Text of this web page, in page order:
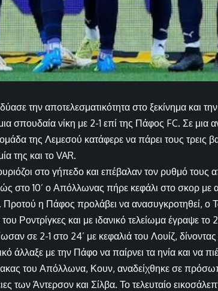
την αποτελεσματικότητα στο ξεκίνημα και
σπουδαία νίκη με 2-1 επί της Πάφος FC. Σε μια
της Λεμεσού κατάφερε να πάρει τους τρεις
της και το VAR.
στο γήπεδο και επέβαλαν τον ρυθμό
στο 10’ ο Απόλλωνας πήρε κεφάλι στο σκορ με
η Πάφος προλάβει να ανασυγκροτηθεί, ο
Ροντρίγκες και με ιδανικό τελείωμα έγραψε το
σε 2-1 στο 24’ με κεφαλιά του Λουίζ,
άλλαξε με την Πάφο να παίρνει τα ηνία και να
του Απόλλωνα, Κουν, αναδείχθηκε σε
των Άντερσον και Σίλβα. Το τελευταίο